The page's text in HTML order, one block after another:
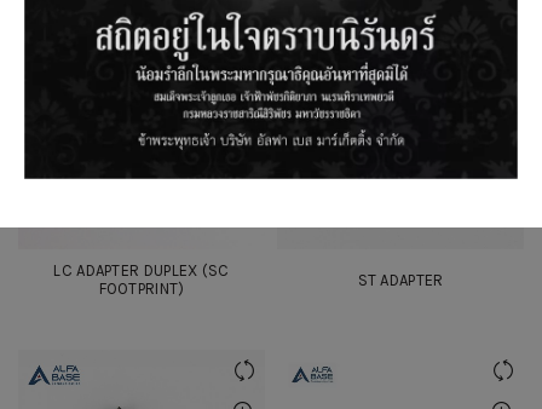
LC ADAPTER DUPLEX (SC
FOOTPRINT)
ST ADAPTER